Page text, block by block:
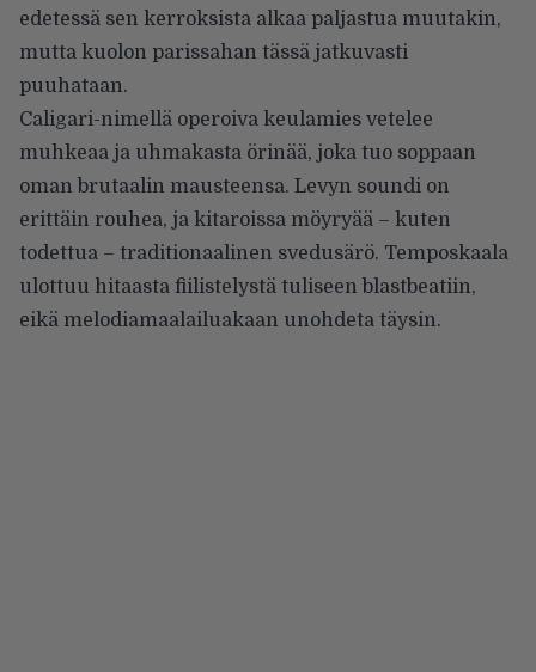
edetessä sen kerroksista alkaa paljastua muutakin,
mutta kuolon parissahan tässä jatkuvasti
puuhataan.
Caligari-nimellä operoiva keulamies vetelee
muhkeaa ja uhmakasta örinää, joka tuo soppaan
oman brutaalin mausteensa. Levyn soundi on
erittäin rouhea, ja kitaroissa möyryää – kuten
todettua – traditionaalinen svedusärö. Temposkaala
ulottuu hitaasta fiilistelystä tuliseen blastbeatiin,
eikä melodiamaalailuakaan unohdeta täysin.